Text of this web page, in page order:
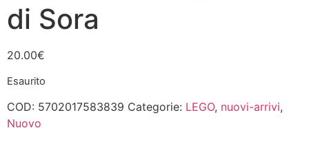
di Sora
20.00€
Esaurito
COD: 5702017583839 Categorie: LEGO, nuovi-arrivi,
Nuovo